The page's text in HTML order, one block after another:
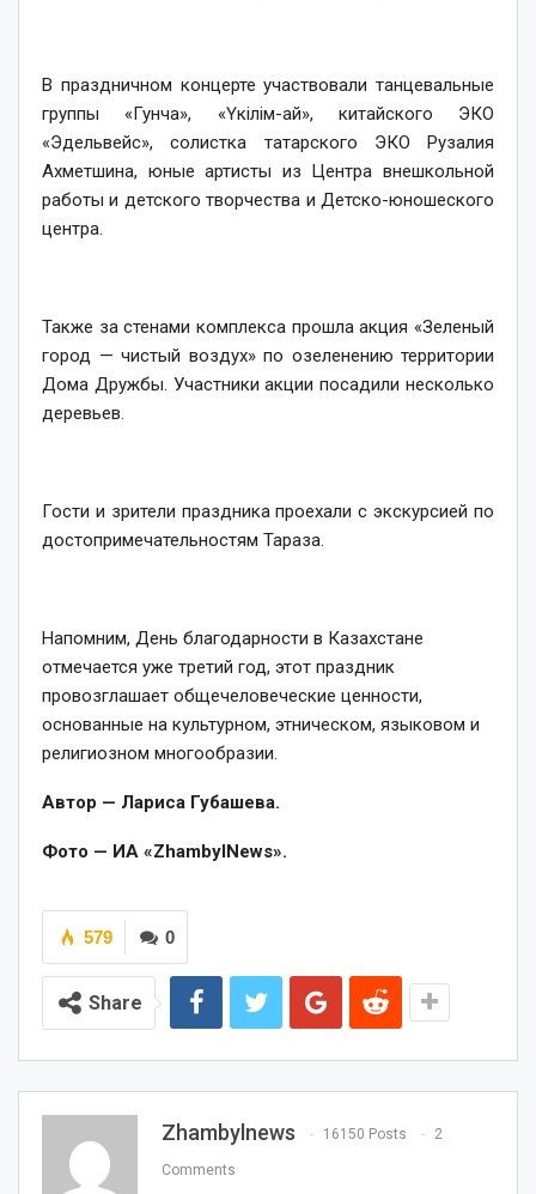
В праздничном концерте участвовали танцевальные
группы «Гунча», «Үкілім-ай», китайского ЭКО
«Эдельвейс», солистка татарского ЭКО Рузалия
Ахметшина, юные артисты из Центра внешкольной
работы и детского творчества и Детско-юношеского
центра.
Также за стенами комплекса прошла акция «Зеленый
город — чистый воздух» по озеленению территории
Дома Дружбы. Участники акции посадили несколько
деревьев.
Гости и зрители праздника проехали с экскурсией по
достопримечательностям Тараза.
Напомним, День благодарности в Казахстане
отмечается уже третий год, этот праздник
провозглашает общечеловеческие ценности,
основанные на культурном, этническом, языковом и
религиозном многообразии.
Автор — Лариса Губашева.
Фото — ИА «ZhambylNews».
0
579
Share
Zhambylnews 16150 Posts 2
Comments